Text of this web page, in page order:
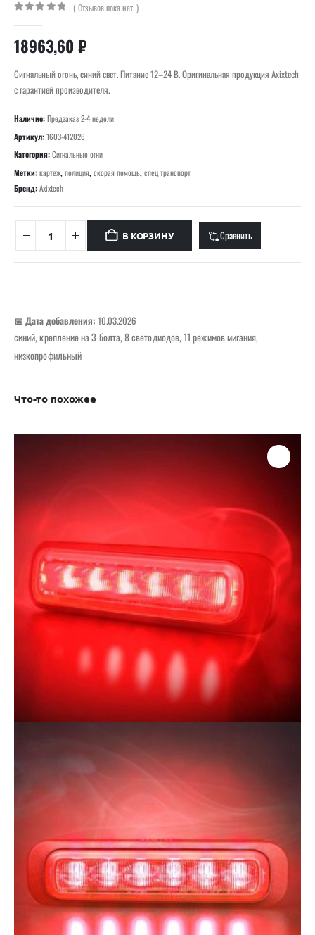
( Отзывов пока нет. )
18963,60 ₽
Сигнальный огонь, синий свет. Питание 12–24 В. Оригинальная продукция Axixtech
с гарантией производителя.
Наличие:Предзаказ 2-4 недели
Артикул:1603-412026
Категория:Сигнальные огни
Метки:картеж,полиция,скорая помощь,спец транспорт
Бренд:Axixtech
В КОРЗИНУ Сравнить
📅 Дата добавления: 10.03.2026
синий, крепление на 3 болта, 8 светодиодов, 11 режимов мигания,
низкопрофильный
Что-то похожее